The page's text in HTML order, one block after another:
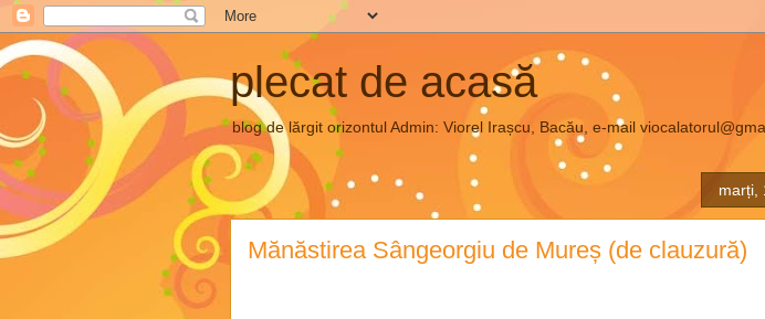
plecat de acasă
blog de lărgit orizontul Admin: Viorel Irașcu, Bacău, e-mail
marți,
Mănăstirea Sângeorgiu de Mureș (de clauzură)